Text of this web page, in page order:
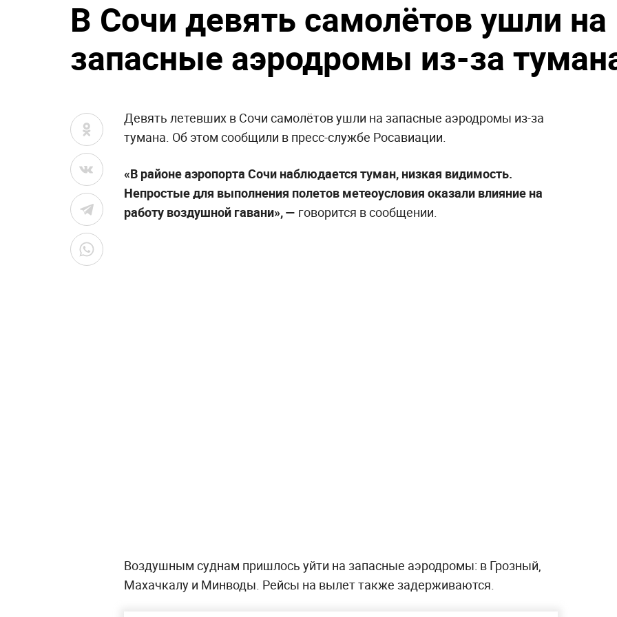
В Сочи девять самолётов ушли на
запасные аэродромы из-за
Девять летевших в Сочи самолётов ушли на запасные аэродромы из-за
тумана. Об этом сообщили в пресс-службе Росавиации.
«В районе аэропорта Сочи наблюдается туман, низкая видимость.
Непростые для выполнения полетов метеоусловия оказали влияние на
работу воздушной гавани», — говорится в сообщении.
Воздушным суднам пришлось уйти на запасные аэродромы: в Грозный,
Махачкалу и Минводы. Рейсы на вылет также задерживаются.